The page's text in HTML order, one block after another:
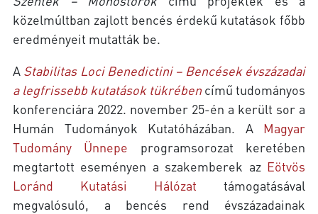
közelmúltban zajlott bencés érdekű kutatások főbb
eredményeit mutatták be.
A Stabilitas Loci Benedictini – Bencések évszázadai
a legfrissebb kutatások tükrében című tudományos
konferenciára 2022. november 25-én a került sor a
Humán Tudományok Kutatóházában. A Magyar
Tudomány Ünnepe programsorozat keretében
megtartott eseményen a szakemberek az Eötvös
Loránd Kutatási Hálózat támogatásával
megvalósuló, a bencés rend évszázadainak